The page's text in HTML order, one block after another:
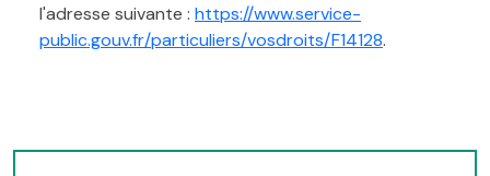
l'adresse suivante : https://www.service-
public.gouv.fr/particuliers/vosdroits/F14128.